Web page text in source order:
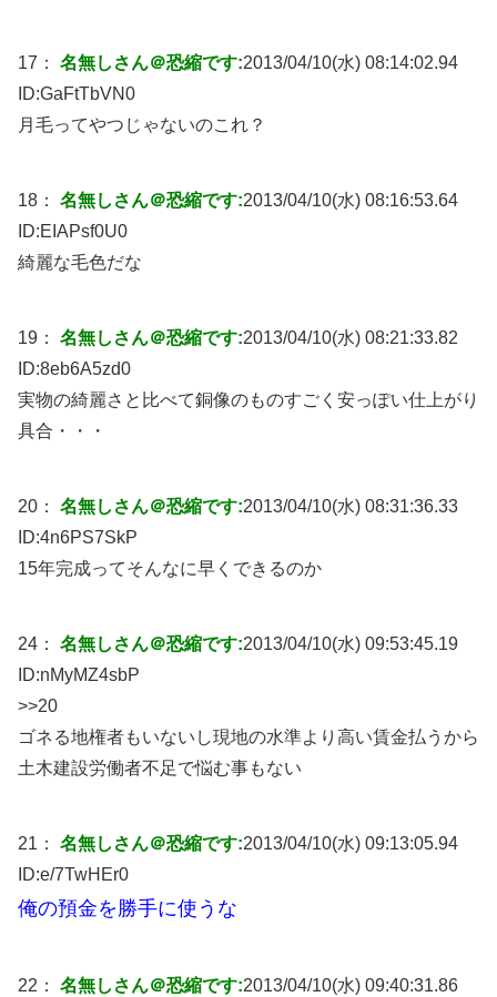
17： 名無しさん＠恐縮です:2013/04/10(水) 08:14:02.94
ID:GaFtTbVN0
月毛ってやつじゃないのこれ？
18： 名無しさん＠恐縮です:2013/04/10(水) 08:16:53.64
ID:EIAPsf0U0
綺麗な毛色だな
19： 名無しさん＠恐縮です:2013/04/10(水) 08:21:33.82
ID:8eb6A5zd0
実物の綺麗さと比べて銅像のものすごく安っぽい仕上がり
具合・・・
20： 名無しさん＠恐縮です:2013/04/10(水) 08:31:36.33
ID:4n6PS7SkP
15年完成ってそんなに早くできるのか
24： 名無しさん＠恐縮です:2013/04/10(水) 09:53:45.19
ID:nMyMZ4sbP
>>20
ゴネる地権者もいないし現地の水準より高い賃金払うから
土木建設労働者不足で悩む事もない
21： 名無しさん＠恐縮です:2013/04/10(水) 09:13:05.94
ID:e/7TwHEr0
俺の預金を勝手に使うな
22： 名無しさん＠恐縮です:2013/04/10(水) 09:40:31.86